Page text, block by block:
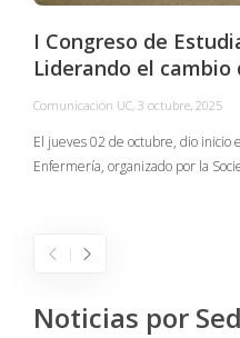
I Congreso de
Liderando el cambio
Comunicación UC, 3 octubre, 2025
El jueves 02 de octubre, dio inicio
Enfermería, organizado por la
Noticias por